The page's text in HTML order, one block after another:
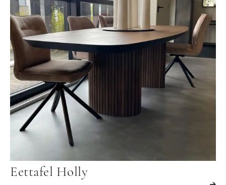
Eettafel Holly